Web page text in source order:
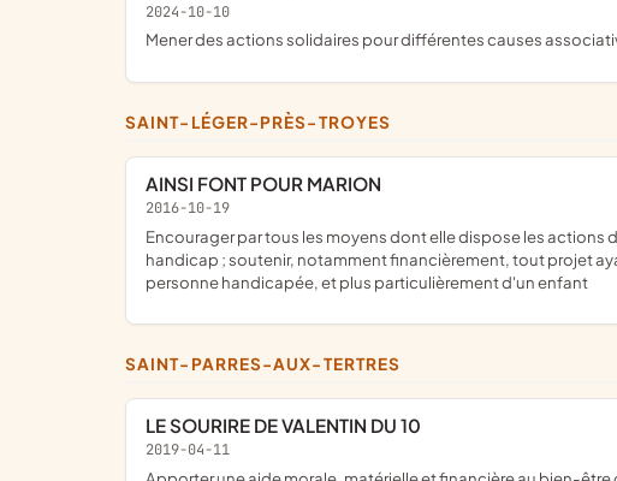
2024-10-10
mener des actions solidaires pour différentes causes
SAINT-LÉGER-PRÈS-TROYES
AINSI FONT POUR MARION
2016-10-19
encourager par tous les moyens dont elle dispose les actions d'évolution comportementale, individuelle ou collective, les initiatives visant à améliorer le regard porté sur le
handicap ; soutenir, notamment financièrement, tout projet
personne handicapée, et plus particulièrement d'un enfant
SAINT-PARRES-AUX-TERTRES
LE SOURIRE DE VALENTIN DU 10
2019-04-11